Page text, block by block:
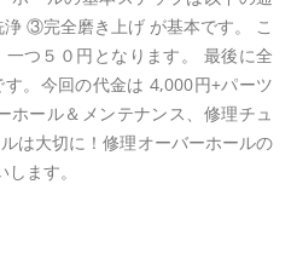
③完全磨き上げ が基本です。 こ
つ５０円となります。 最後に全
。今回の代金は 4,000円+パーツ
ホール＆メンテナンス、修理チュ
は大切に！修理オーバーホールの
ます。